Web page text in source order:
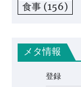
食事 (156)
メタ情報
登録